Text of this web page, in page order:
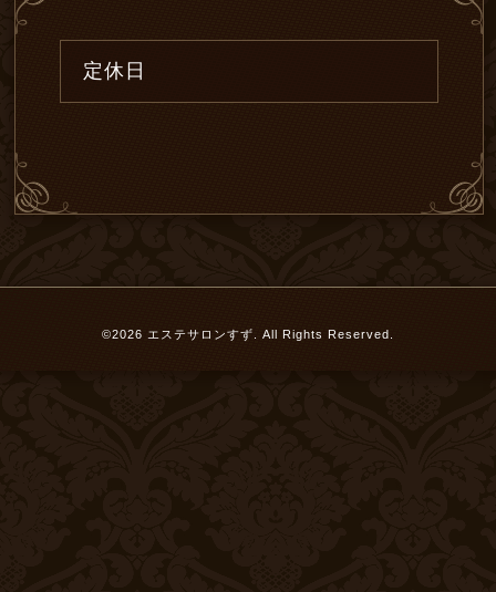
定休日
©2026 エステサロンすず . All Rights Reserved.